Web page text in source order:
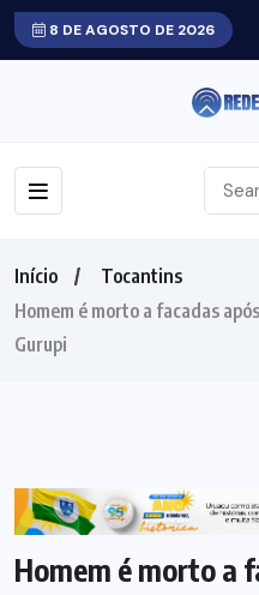
8 DE AGOSTO DE 2026
Início
Tocantins
Homem é morto a facadas
Gurupi
TOCANTINS
Homem é morto a